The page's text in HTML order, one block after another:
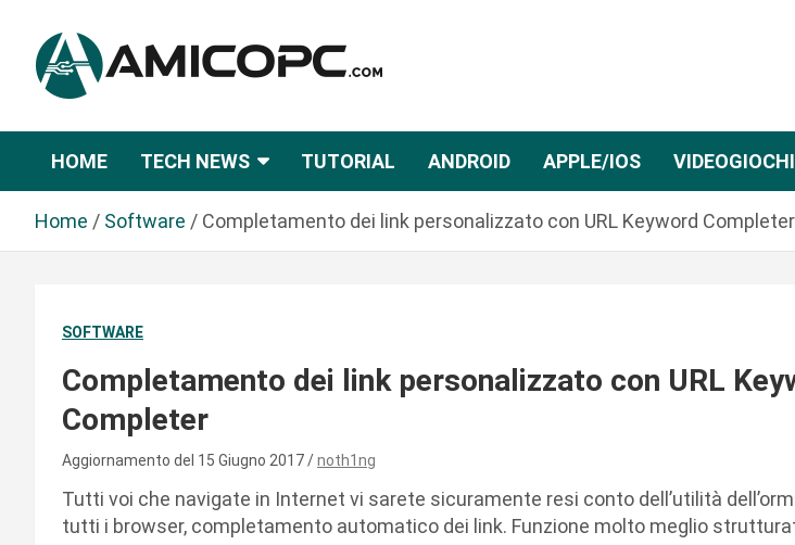
n
Amicopc.com
HOME TECH NEWS TUTORIAL ANDROID APPLE/IOS VIDEOGIOCHI
Home Software Completamento dei link personalizzato con URL Keyword Completer
SOFTWARE
Completamento dei link personalizzato con URL
Completer
Aggiornamento del 15 Giugno 2017 noth1ng
Tutti voi che navigate in Internet vi sarete sicuramente resi conto dell’utilità
tutti i browser, completamento automatico dei link. Funzione molto meglio